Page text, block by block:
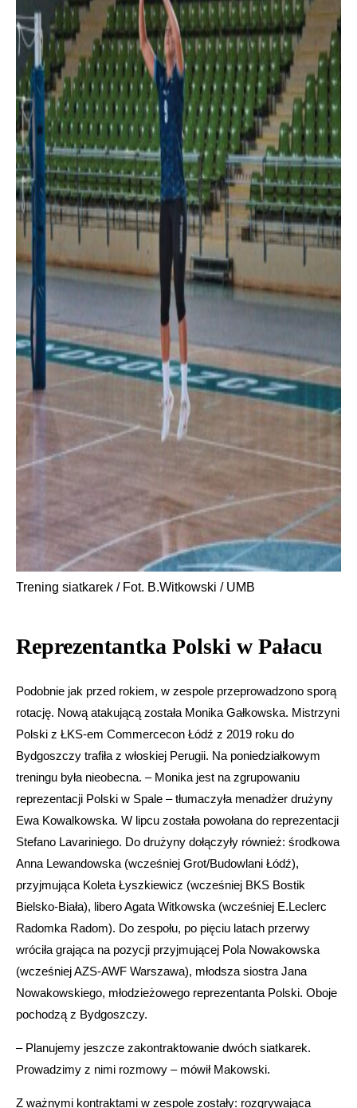
Trening siatkarek / Fot. B.Witkowski / UMB
Reprezentantka Polski w Pałacu
Podobnie jak przed rokiem, w zespole przeprowadzono sporą
rotację. Nową atakującą została Monika Gałkowska. Mistrzyni
Polski z ŁKS-em Commercecon Łódź z 2019 roku do
Bydgoszczy trafiła z włoskiej Perugii. Na poniedziałkowym
treningu była nieobecna. – Monika jest na zgrupowaniu
reprezentacji Polski w Spale – tłumaczyła menadżer drużyny
Ewa Kowalkowska. W lipcu została powołana do reprezentacji
Stefano Lavariniego. Do drużyny dołączyły również: środkowa
Anna Lewandowska (wcześniej Grot/Budowlani Łódź),
przyjmująca Koleta Łyszkiewicz (wcześniej BKS Bostik
Bielsko-Biała), libero Agata Witkowska (wcześniej E.Leclerc
Radomka Radom). Do zespołu, po pięciu latach przerwy
wróciła grająca na pozycji przyjmującej Pola Nowakowska
(wcześniej AZS-AWF Warszawa), młodsza siostra Jana
Nowakowskiego, młodzieżowego reprezentanta Polski. Oboje
pochodzą z Bydgoszczy.
– Planujemy jeszcze zakontraktowanie dwóch siatkarek.
Prowadzimy z nimi rozmowy – mówił Makowski.
Z ważnymi kontraktami w zespole zostały: rozgrywająca